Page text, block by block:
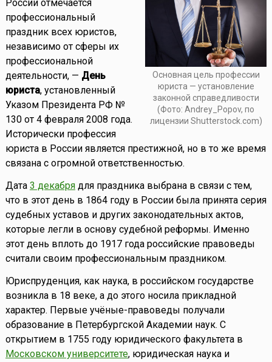
Основная цель профессии
юриста — установление
законной справедливости
(Фото: Andrey_Popov, по
лицензии Shutterstock.com)
России отмечается
профессиональный
праздник всех юристов,
независимо от сферы их
профессиональной
деятельности, — День
юриста, установленный
Указом Президента РФ №
130 от 4 февраля 2008 года.
Исторически профессия
юриста в России является престижной, но в то же время
связана с огромной ответственностью.
Дата 3 декабрядля праздника выбрана в связи с тем,
что в этот день в 1864 году в России была принята серия
судебных уставов и других законодательных актов,
которые легли в основу судебной реформы. Именно
этот день вплоть до 1917 года российские правоведы
считали своим профессиональным праздником.
Юриспруденция, как наука, в российском государстве
возникла в 18 веке, а до этого носила прикладной
характер. Первые учёные-правоведы получали
образование в Петербургской Академии наук. С
открытием в 1755 году юридического факультета в
Московском университете, юридическая наука и